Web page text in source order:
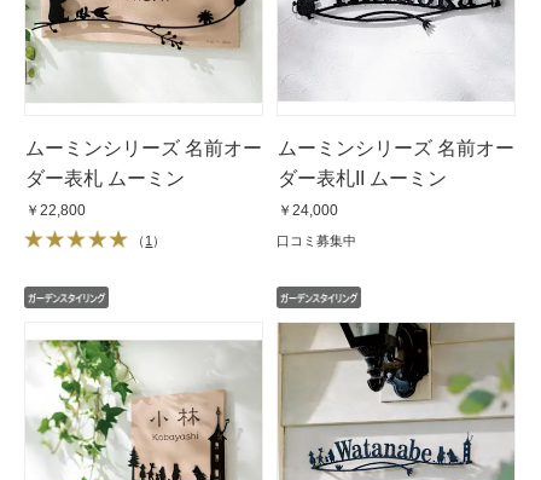
ムーミンシリーズ 名前オー
ダー表札 ムーミン
￥22,800
（ 1 ）
ムーミンシリーズ 名前オー
ダー表札II ムーミン
￥24,000
口コミ募集中